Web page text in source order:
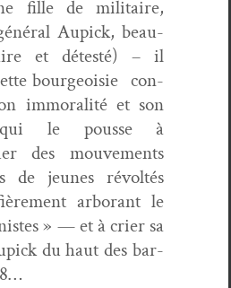
fille de mil­i­taire,
Aupick, beau-
et détesté) – il
bour­geoisie con­
immoral­ité et son
qui le pousse à
des mou­ve­ments
de jeunes révoltés
arbo­rant le
» — et à crier sa
du haut des bar­